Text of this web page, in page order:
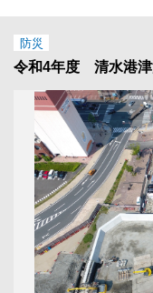
防災
令和4年度 清水港津